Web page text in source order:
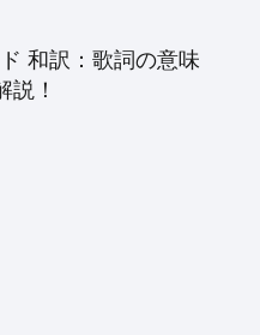
和訳：歌詞の意味
説！